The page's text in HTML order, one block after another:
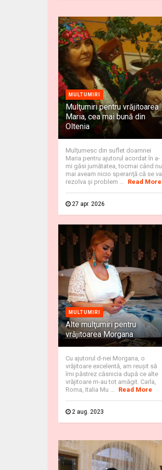
MULTUMIRI
Mulţumiri pentru vrăjitoarea
Maria, cea mai bună din
Oltenia
Mulţumesc din suflet doamnei
Maria pentru ajutorul acordat în a-
mi găsi jumătatea, tocmai când nu
mai aveam nicio speranţă că se va
rezolva şi problem ...
Read More
27 apr. 2026
MULTUMIRI
Alte mulţumiri pentru
vrăjitoarea Morgana
Cu ajutorul d-nei Morgana, o
vrăjitoare excelentă, am reuşit să
îmi păstrez căsnicia după ce alte
vrăjitoare m-au tot amăgit. Carla,
Roma, Italia Mu ...
Read More
2 aug. 2023